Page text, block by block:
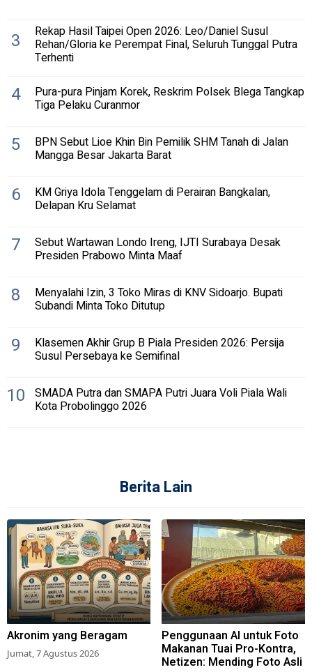
3 Rekap Hasil Taipei Open 2026: Leo/Daniel Susul
Rehan/Gloria ke Perempat Final, Seluruh Tunggal Putra
Terhenti
4 Pura-pura Pinjam Korek, Reskrim Polsek Blega Tangkap
Tiga Pelaku Curanmor
5 BPN Sebut Lioe Khin Bin Pemilik SHM Tanah di Jalan
Mangga Besar Jakarta Barat
6 KM Griya Idola Tenggelam di Perairan Bangkalan,
Delapan Kru Selamat
7 Sebut Wartawan Londo Ireng, IJTI Surabaya Desak
Presiden Prabowo Minta Maaf
8 Menyalahi Izin, 3 Toko Miras di KNV Sidoarjo. Bupati
Subandi Minta Toko Ditutup
9 Klasemen Akhir Grup B Piala Presiden 2026: Persija
Susul Persebaya ke Semifinal
10 SMADA Putra dan SMAPA Putri Juara Voli Piala Wali
Kota Probolinggo 2026
Berita Lain
Akronim yang Beragam
Jumat, 7 Agustus 2026
Penggunaan AI untuk Foto
Makanan Tuai Pro-Kontra,
Netizen: Mending Foto Asli